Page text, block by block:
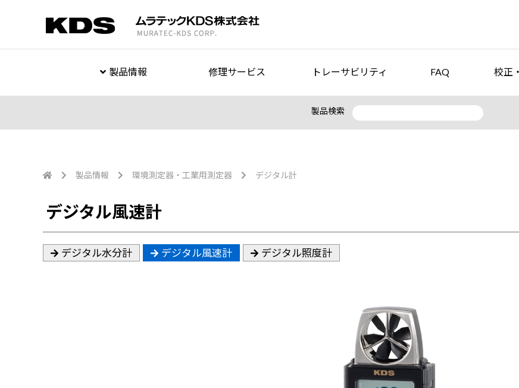
製品情報 修理サービス トレーサビリティ FAQ 校正
製品検索
製品情報 環境測定器・工業用測定器 デジタル計
デジタル風速計
デジタル水分計 デジタル風速計 デジタル照度計